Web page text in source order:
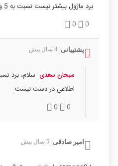
برد ماژول بیشتر نیست نسبت به 5 ولت
0
0
پشتیبانی 4 سال پیش
سبحان سعدی سلام، برد
اطلاعی در دست نیست.
0
0
امیر صادقی 5 سال پیش